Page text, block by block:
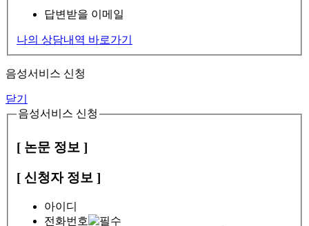
답변받을 이메일
나의 상담내역 바로가기
음성서비스 신청
닫기
음성서비스 신청
[ 논문 정보 ]
[ 신청자 정보 ]
아이디
전화번호